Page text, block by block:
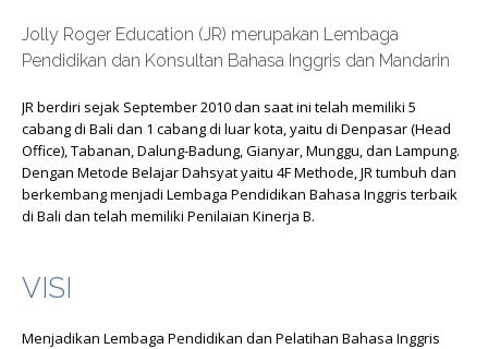
Jolly Roger Education (JR) merupakan Lembaga
Pendidikan dan Konsultan Bahasa Inggris dan Mandarin
JR berdiri sejak September 2010 dan saat ini telah memiliki 5
cabang di Bali dan 1 cabang di luar kota, yaitu di Denpasar (Head
Office), Tabanan, Dalung-Badung, Gianyar, Munggu, dan Lampung.
Dengan Metode Belajar Dahsyat yaitu 4F Methode, JR tumbuh dan
berkembang menjadi Lembaga Pendidikan Bahasa Inggris terbaik
di Bali dan telah memiliki Penilaian Kinerja B.
VISI
Menjadikan Lembaga Pendidikan dan Pelatihan Bahasa Inggris